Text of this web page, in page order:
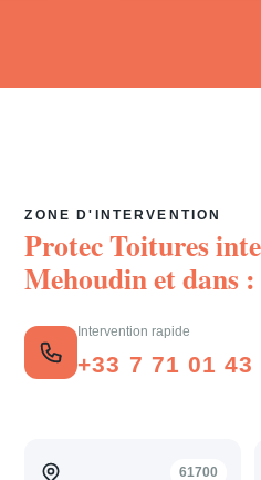
ZONE D'INTERVENTION
Protec Toitures
Mehoudinet dans :
Intervention rapide
+33 7 71 01 43
61700